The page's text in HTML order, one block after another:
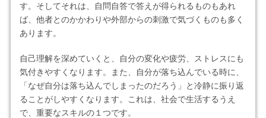
す。そしてそれは、自問自答で答えが得られるものもあれ
ば、他者とのかかわりや外部からの刺激で気づくものも多く
あります。
自己理解を深めていくと、自分の変化や疲労、ストレスにも
気付きやすくなります。また、自分が落ち込んでいる時に、
「なぜ自分は落ち込んでしまったのだろう」と冷静に振り返
ることがしやすくなります。これは、社会で生活するうえ
で、重要なスキルの１つです。